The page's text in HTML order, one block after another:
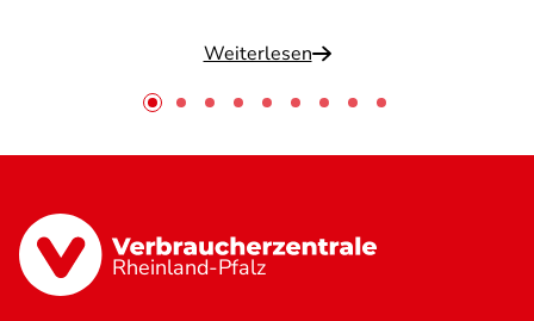
Weiterlesen
Rheinland-Pfalz